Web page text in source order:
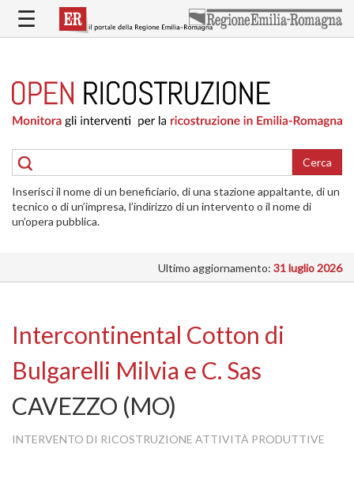
contenuto
RICOSTRUZIONE
PUBBLICA
DELLE
ABITAZIONI
RICOSTRUZIONE
ATTIVITÀ
INTERVENTI
SI
☰
Cerca
Inserisci il nome di un beneficiario, di una stazione appaltante, di un
tecnico o di un’impresa, l’indirizzo di un intervento o il nome di
un’opera pubblica.
Ultimo aggiornamento: 31 luglio 2026
Intercontinental Cotton di
Bulgarelli Milvia e C. Sas
CAVEZZO (MO)
INTERVENTO DI RICOSTRUZIONE ATTIVITÀ PRODUTTIVE